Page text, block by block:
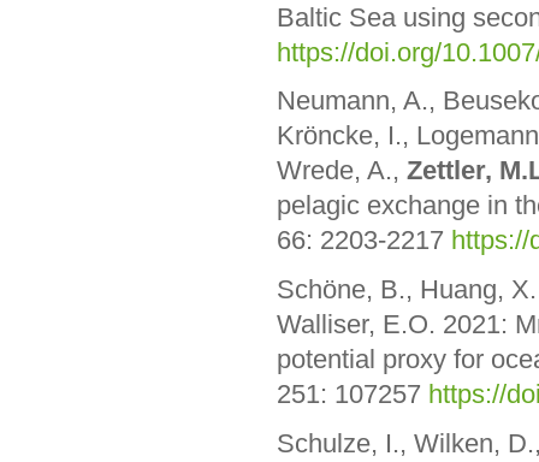
Baltic Sea using
https://doi.org/
Neumann, A.,
Kröncke, I.,
Wrede, A., Zettler,
pelagic exchange in
66: 2203-2217 https://
Schöne, B., Huang,
Walliser, E.O. 2021:
potential proxy for
251: 107257 https://
Schulze, I., Wilken,